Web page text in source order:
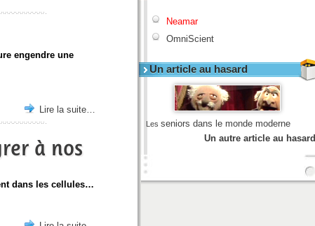
Neamar
OmniScient
Un article au hasard
Les seniors dans le monde moderne
Un autre article au hasard
engendre une
Lire la suite…
à nos
dans les cellules…